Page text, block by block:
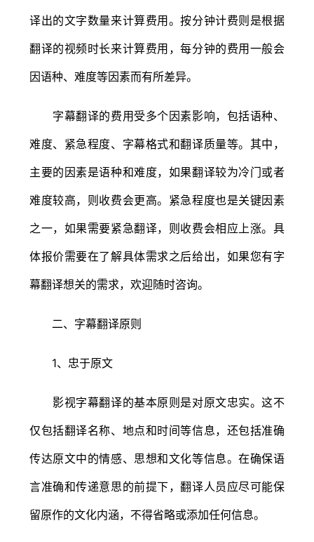
译出的文字数量来计算费用。按分钟计费则是根据
翻译的视频时长来计算费用，每分钟的费用一般会
因语种、难度等因素而有所差异。
字幕翻译的费用受多个因素影响，包括语种、
难度、紧急程度、字幕格式和翻译质量等。其中，
主要的因素是语种和难度，如果翻译较为冷门或者
难度较高，则收费会更高。紧急程度也是关键因素
之一，如果需要紧急翻译，则收费会相应上涨。具
体报价需要在了解具体需求之后给出，如果您有字
幕翻译想关的需求，欢迎随时咨询。
二、字幕翻译原则
1、忠于原文
影视字幕翻译的基本原则是对原文忠实。这不
仅包括翻译名称、地点和时间等信息，还包括准确
传达原文中的情感、思想和文化等信息。在确保语
言准确和传递意思的前提下，翻译人员应尽可能保
留原作的文化内涵，不得省略或添加任何信息。